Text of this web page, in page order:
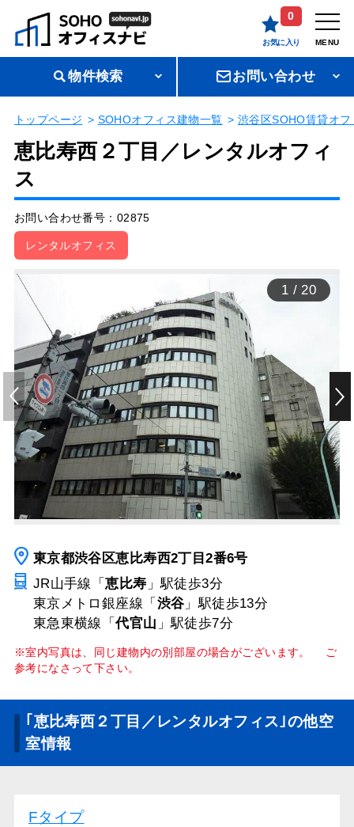
0
お気に入り MENU
物件検索 お問い合わせ
トップページ SOHOオフィス建物一覧 渋谷区SOHO賃貸オフ
恵比寿西２丁目／レンタルオフィ
ス
お問い合わせ番号：02875
レンタルオフィス
1 /20
東京都渋谷区恵比寿西2丁目2番6号
JR山手線「恵比寿 」駅徒歩3分
東京メトロ銀座線「 渋谷 」駅徒歩13分
東急東横線「代官山 」駅徒歩7分
※室内写真は、同じ建物内の別部屋の場合がございます。 ご
参考になさって下さい。
｢恵比寿西２丁目／レンタルオフィス｣の他空
室情報
Fタイプ